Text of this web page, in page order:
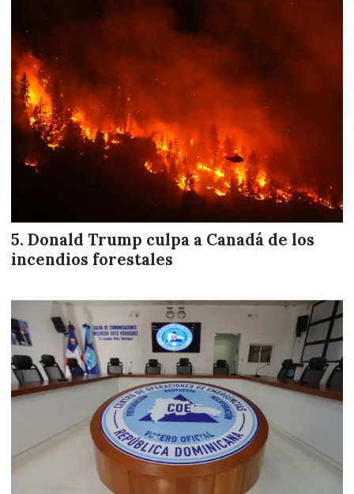
Donald Trump culpa a Canadá de los
incendios forestales